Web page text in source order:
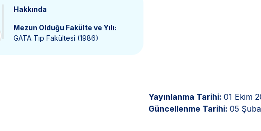
Hakkında
Mezun Olduğu Fakülte ve Yılı:
GATA Tıp Fakültesi (1986)
Yayınlanma Tarihi: 01 Ekim
Güncellenme Tarihi: 05